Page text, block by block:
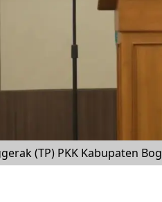
(TP) PKK Kabupaten